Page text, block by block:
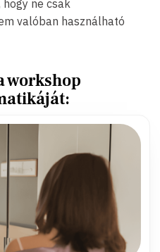
ne csak
valóban használható
workshop